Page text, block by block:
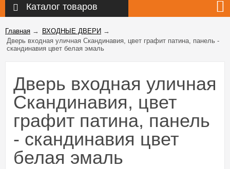
Каталог товаров
Главная → ВХОДНЫЕ ДВЕРИ →
Дверь входная уличная Скандинавия, цвет графит патина, панель -
скандинавия цвет белая эмаль
Дверь входная уличная
Скандинавия, цвет
графит патина, панель
- скандинавия цвет
белая эмаль